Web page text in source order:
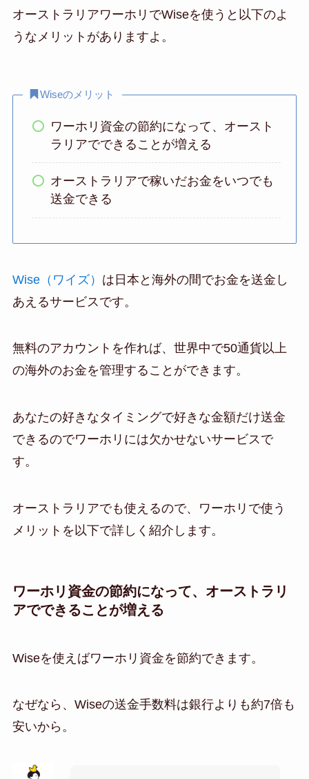
オーストラリアワーホリでWiseを使うと以下のよ
うなメリットがありますよ。
Wiseのメリット
ワーホリ資金の節約になって、オースト
ラリアでできることが増える
オーストラリアで稼いだお金をいつでも
送金できる
Wise（ワイズ） は日本と海外の間でお金を送金し
あえるサービスです。
無料のアカウントを作れば、世界中で50通貨以上
の海外のお金を管理することができます。
あなたの好きなタイミングで好きな金額だけ送金
できるのでワーホリには欠かせないサービスで
す。
オーストラリアでも使えるので、ワーホリで使う
メリットを以下で詳しく紹介します。
ワーホリ資金の節約になって、オーストラリ
アでできることが増える
Wiseを使えばワーホリ資金を節約できます。
なぜなら、Wiseの送金手数料は銀行よりも約7倍も
安いから。